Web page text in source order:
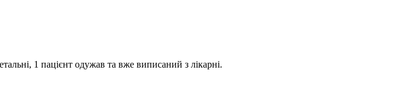
1 пацієнт одужав та вже виписаний з лікарні.